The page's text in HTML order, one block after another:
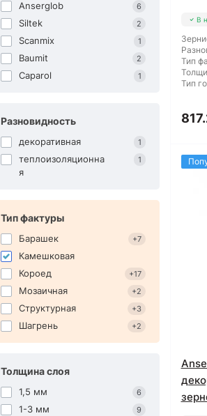
Anserglob 6
Siltek 2
Scanmix 1
Baumit 2
Caparol 1
Разновидность
декоративная 1
теплоизоляционна
я
1
Тип фактуры
Барашек +7
Камешковая
Короед
+17
Мозаичная +2
Структурная +3
Шагрень +2
Толщина слоя
1,5 мм 6
1-3 мм 9
В
Тип
Тип